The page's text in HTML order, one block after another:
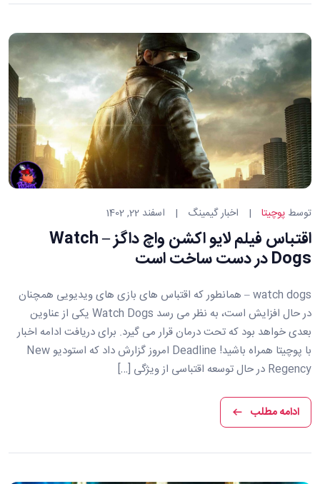
توسط پوچیتا
دسته
بندی
ها:
اخبار گیمینگ اسفند 22, 1402
اقتباس فیلم لایو اکشن واچ داگز – Watch
Dogs در دست ساخت است
watch dogs – همانطور که اقتباس های بازی های ویدیویی همچنان
در حال افزایش است، به نظر می رسد Watch Dogs یکی از عناوین
بعدی خواهد بود که تحت درمان قرار می گیرد. برای دریافت ادامه اخبار
با پوچیتا همراه باشید! Deadline امروز گزارش داد که استودیو New
Regency در حال توسعه اقتباسی از ویژگی […]
ادامه مطلب